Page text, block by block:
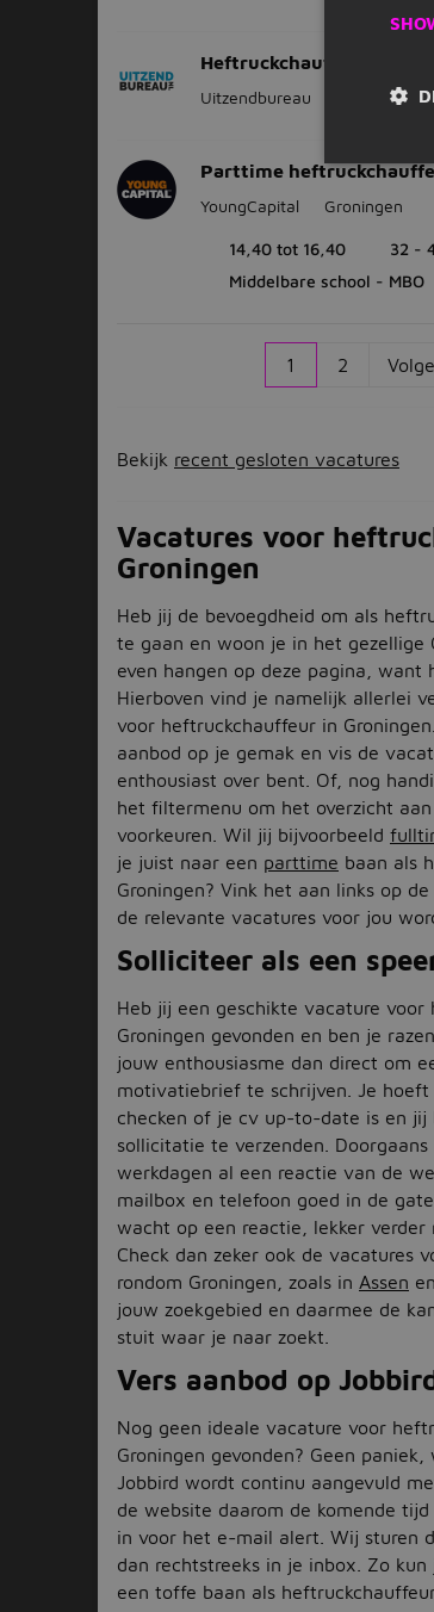
Heftruckchauffeur
Uitzendbureau (25
Parttime
YoungCapital Groningen
14,40 tot 16,40
32 -
Middelbare school - MBO
1 2
Bekijk recent gesloten vacatures
Vacatures voor
Groningen
Heb jij de bevoegdheid om als
te gaan en woon je in het gezellige
even hangen op deze pagina, want
Hierboven vind je namelijk allerlei
voor heftruckchauffeur in
aanbod op je gemak en vis de
enthousiast over bent. Of, nog
het filtermenu om het overzicht
voorkeuren. Wil jij bijvoorbeeld
je juist naar een parttime baan als
Groningen? Vink het aan links op
de relevante vacatures voor jou
Solliciteer als een
Heb jij een geschikte vacature voor
Groningen gevonden en ben je
jouw enthousiasme dan direct om
motivatiebrief te schrijven. Je
checken of je cv up-to-date is en jij
sollicitatie te verzenden.
werkdagen al een reactie van de
mailbox en telefoon goed in de
wacht op een reactie, lekker verder
Check dan zeker ook de vacatures
rondom Groningen, zoals in Assen en
jouw zoekgebied en daarmee de
stuit waar je naar zoekt.
Vers aanbod op
Nog geen ideale vacature voor
Groningen gevonden? Geen
Jobbird wordt continu aangevuld
de website daarom de komende
in voor het e-mail alert. Wij sturen
dan rechtstreeks in je inbox. Zo
een toffe baan als